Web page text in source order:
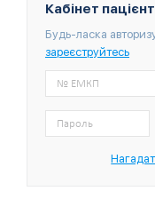
Кабінет
Будь-ласка
зареєструйтесь